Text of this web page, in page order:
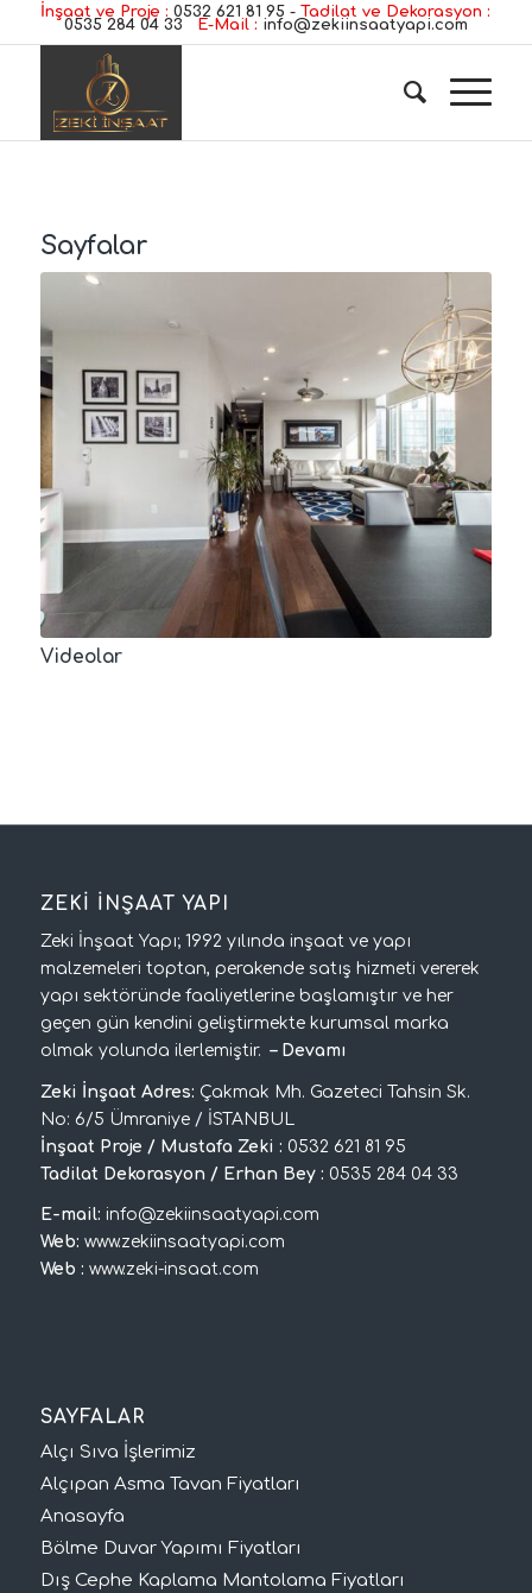
İnşaat ve Proje : 0532 621 81 95 - Tadilat ve Dekorasyon :
0535 284 04 33 E-Mail : info@zekiinsaatyapi.com
Sayfalar
Videolar
ZEKİ İNŞAAT YAPI
Zeki İnşaat Yapı; 1992 yılında inşaat ve yapı
malzemeleri toptan, perakende satış hizmeti vererek
yapı sektöründe faaliyetlerine başlamıştır ve her
geçen gün kendini geliştirmekte kurumsal marka
olmak yolunda ilerlemiştir.– Devamı
Zeki İnşaat Adres: Çakmak Mh. Gazeteci Tahsin Sk.
No: 6/5 Ümraniye / İSTANBUL
İnşaat Proje / Mustafa Zeki : 0532 621 81 95
Tadilat Dekorasyon / Erhan Bey : 0535 284 04 33
E-mail: info@zekiinsaatyapi.com
Web: www.zekiinsaatyapi.com
Web : www.zeki-insaat.com
SAYFALAR
Alçı Sıva İşlerimiz
Alçıpan Asma Tavan Fiyatları
Anasayfa
Bölme Duvar Yapımı Fiyatları
Dış Cephe Kaplama Mantolama Fiyatları